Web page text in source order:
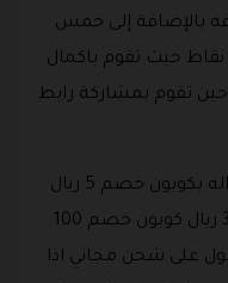
بالإضافة إلى خمس
حيث تقوم باكمال
تقوم بمشاركة رابط
ثم بعد ذلك يمكنك ان تقوم باستبداله بكوبون خصم 5 ريال
كوبون خصم 15 ريال كوبون خصم 30 ريال كوبون خصم 100
على شحن مجاني اذا